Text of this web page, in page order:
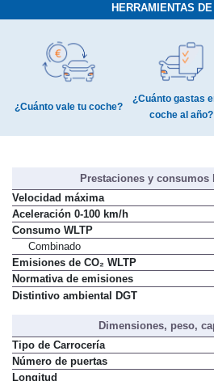
HERRAMIENTAS
¿Cuánto vale tu coche?
¿Cuánto gastas
coche al año?
Prestaciones y
Velocidad máxima
Aceleración 0-100 km/h
Consumo WLTP
Combinado
Emisiones de CO₂ WLTP
Normativa de emisiones
Distintivo ambiental DGT
Dimensiones, peso,
Tipo de Carrocería
Número de puertas
Longitud